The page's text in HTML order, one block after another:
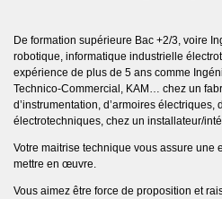
De formation supérieure Bac +2/3, voire
robotique, informatique industrielle
expérience de plus de 5 ans comme
Technico-Commercial, KAM… chez un
d’instrumentation, d’armoires électriques,
électrotechniques, chez un installateur/
Votre maitrise technique vous assure une
mettre en œuvre.
Vous aimez être force de proposition et